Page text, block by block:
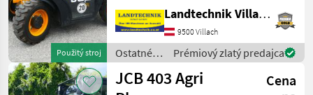
Použitý stroj
zdvih 4 m, s uchytením
EURO a hydraulickým
zámok náradia, 3. riadiaci
okruh na teleskopic
Landtechnik Villach GmbH
9500 Villach
Ostatné
poľnohospodárske
silové
Prémiový zlatý predajca
JCB 403 Agri
Cena